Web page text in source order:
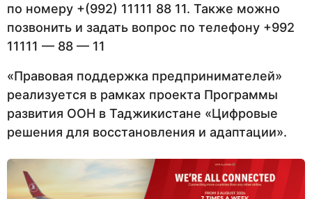
по номеру +(992) 11111 88 11. Также можно
позвонить и задать вопрос по телефону +992
11111 — 88 — 11
«Правовая поддержка предпринимателей»
реализуется в рамках проекта Программы
развития ООН в Таджикистане «Цифровые
решения для восстановления и адаптации».